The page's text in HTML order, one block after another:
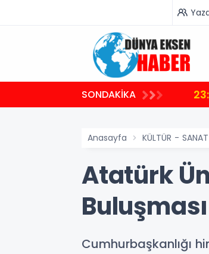
SONDAKİKA
Anasayfa KÜLTÜR - SANAT
Atatürk
Buluşması
Cumhurbaşkanlığı